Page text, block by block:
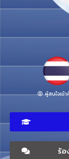
ผู้สนใจเข้
ร้อ